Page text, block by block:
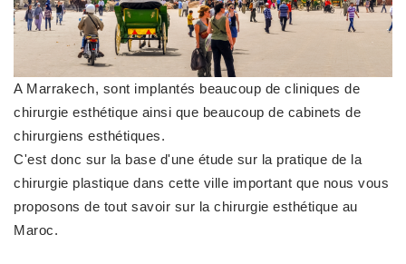
A Marrakech, sont implantés beaucoup de cliniques de
chirurgie esthétique ainsi que beaucoup de cabinets de
chirurgiens esthétiques.
C'est donc sur la base d'une étude sur la pratique de la
chirurgie plastique dans cette ville important que nous vous
proposons de tout savoir sur la chirurgie esthétique au
Maroc.